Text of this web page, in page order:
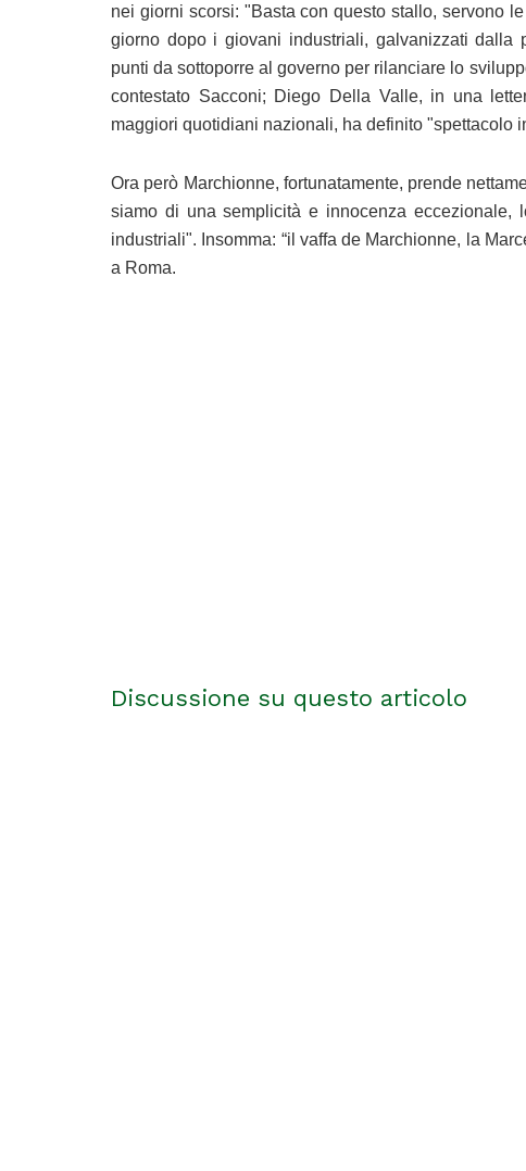
nei giorni scorsi: "Basta con questo stallo, servono
giorno dopo i giovani industriali, galvanizzati dalla
punti da sottoporre al governo per rilanciare lo
contestato Sacconi; Diego Della Valle, in una
maggiori quotidiani nazionali, ha definito "spettacolo
Ora però Marchionne, fortunatamente, prende
siamo di una semplicità e innocenza
industriali". Insomma: “il vaffa de Marchionne, la
a Roma.
Discussione su questo articolo